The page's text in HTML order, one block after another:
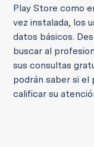
Play Store como
vez instalada, los
datos básicos.
buscar al
sus consultas
podrán saber si
calificar su